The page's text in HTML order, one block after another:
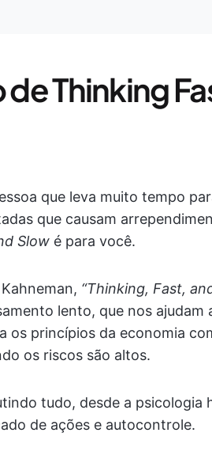
de Thinking
que leva muito tempo
que causam
Slow é para você.
“Thinking, Fast,
lento, que nos
os princípios da economia
os riscos são altos.
tudo, desde a psicologia
de ações e autocontrole.